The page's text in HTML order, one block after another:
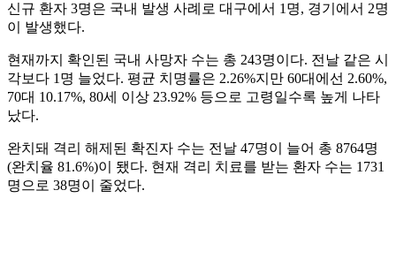
신규 환자 3명은 국내 발생 사례로 대구에서 1명, 경기에서 2명
이 발생했다.
현재까지 확인된 국내 사망자 수는 총 243명이다. 전날 같은 시
각보다 1명 늘었다. 평균 치명률은 2.26%지만 60대에선 2.60%,
70대 10.17%, 80세 이상 23.92% 등으로 고령일수록 높게 나타
났다.
완치돼 격리 해제된 확진자 수는 전날 47명이 늘어 총 8764명
(완치율 81.6%)이 됐다. 현재 격리 치료를 받는 환자 수는 1731
명으로 38명이 줄었다.